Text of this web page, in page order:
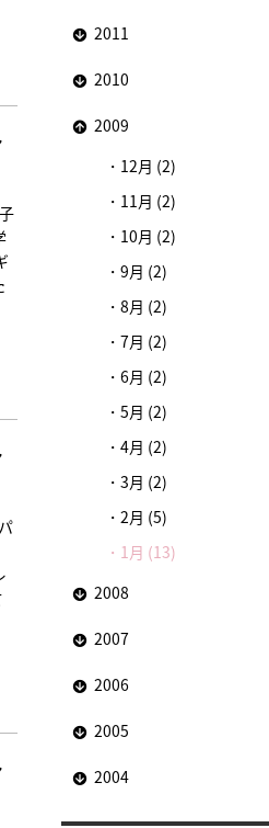
2011
2010
2009
12月 (2)
11月 (2)
10月 (2)
9月 (2)
8月 (2)
7月 (2)
6月 (2)
5月 (2)
4月 (2)
3月 (2)
2月 (5)
1月 (13)
2008
2007
2006
2005
2004